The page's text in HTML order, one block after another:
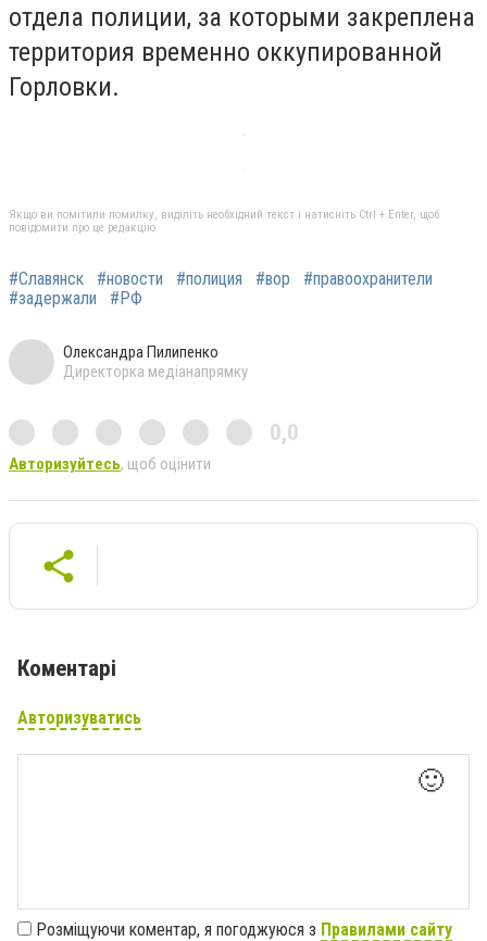
отдела полиции, за которыми закреплена
территория временно оккупированной
Горловки.
Якщо ви помітили помилку, виділіть необхідний текст і натисніть Ctrl + Enter, щоб
повідомити про це редакцію
#Славянск #новости #полиция #вор
#правоохранители
#задержали
#РФ
Олександра Пилипенко
Директорка медіанапрямку
0,0
Авторизуйтесь, щоб оцінити
Коментарі
Авторизуватись
🙂
Розміщуючи коментар, я погоджуюся з Правилами сайту